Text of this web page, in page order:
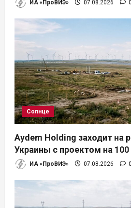
ИА «ПроВИЭ» 07.08.2026 0
Солнце
Aydem Holding заходит на
Украины с проектом на
ИА «ПроВИЭ» 07.08.2026 0